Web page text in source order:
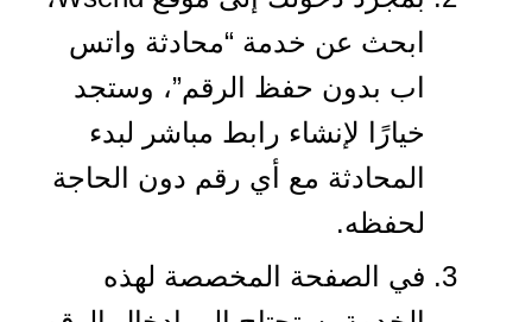
ابحث عن خدمة “محادثة واتس
اب بدون حفظ الرقم”، وستجد
خيارًا لإنشاء رابط مباشر لبدء
المحادثة مع أي رقم دون الحاجة
لحفظه.
في الصفحة المخصصة لهذه